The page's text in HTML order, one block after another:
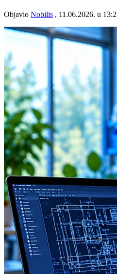
Objavio Nobilis , 11.06.2026. u